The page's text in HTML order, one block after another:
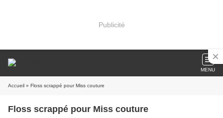
Publicité
MENU
Accueil » Floss scrappé pour Miss couture
Floss scrappé pour Miss couture